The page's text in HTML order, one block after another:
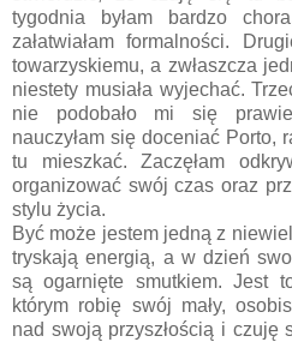
tygodnia byłam bardzo
załatwiałam formalności.
towarzyskiemu, a zwłaszcza
niestety musiała wyjechać.
nie podobało mi się
nauczyłam się doceniać Porto,
tu mieszkać. Zaczęłam
organizować swój czas oraz
stylu życia.
Być może jestem jedną z
tryskają energią, a w dzień
są ogarnięte smutkiem. Jest
którym robię swój mały,
nad swoją przyszłością i czuję